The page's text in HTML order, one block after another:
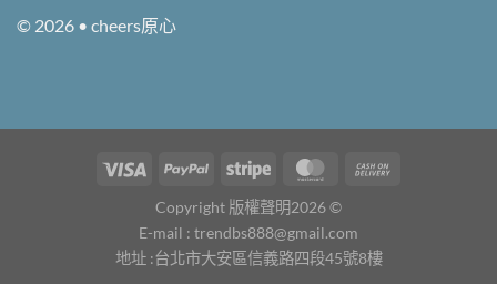
© 2026 • cheers原心
Copyright 版權聲明2026 ©
E-mail : trendbs888@gmail.com
地址 :台北市大安區信義路四段45號8樓